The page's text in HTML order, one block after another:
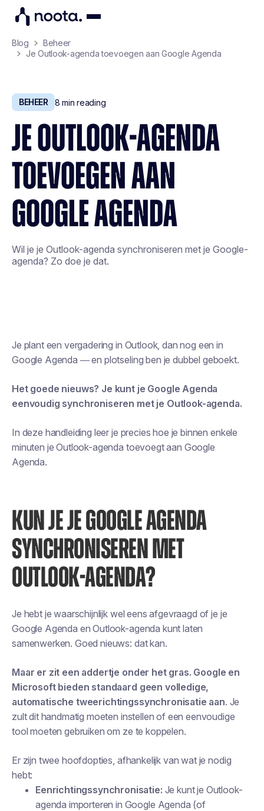
Blog
Beheer
Je Outlook-agenda toevoegen aan Google Agenda
BEHEER 8 min reading
JE OUTLOOK-AGENDA
TOEVOEGEN AAN
GOOGLE AGENDA
Wil je je Outlook-agenda synchroniseren met je Google-
agenda? Zo doe je dat.
Je plant een vergadering in Outlook, dan nog een in
Google Agenda — en plotseling ben je dubbel geboekt.
Het goede nieuws? Je kunt je Google Agenda
eenvoudig synchroniseren met je Outlook-agenda.
In deze handleiding leer je precies hoe je binnen enkele
minuten je Outlook-agenda toevoegt aan Google
Agenda.
KUN JE JE GOOGLE AGENDA
SYNCHRONISEREN MET
OUTLOOK-AGENDA?
Je hebt je waarschijnlijk wel eens afgevraagd of je je
Google Agenda en Outlook-agenda kunt laten
samenwerken. Goed nieuws: dat kan.
Maar er zit een addertje onder het gras. Google en
Microsoft bieden standaard geen volledige,
automatische tweerichtingssynchronisatie aan. Je
zult dit handmatig moeten instellen of een eenvoudige
tool moeten gebruiken om ze te koppelen.
Er zijn twee hoofdopties, afhankelijk van wat je nodig
hebt:
Eenrichtingssynchronisatie: Je kunt je Outlook-
agenda importeren in Google Agenda (of